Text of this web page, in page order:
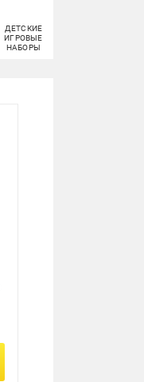
ДЕТСКИЕ
ИГРОВЫЕ
НАБОРЫ